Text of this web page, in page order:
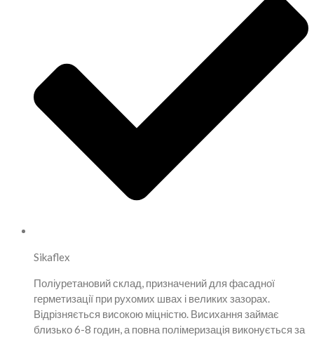
Sikaflex
Поліуретановий склад, призначений для фасадної
герметизації при рухомих швах і великих зазорах.
Відрізняється високою міцністю. Висихання займає
близько 6-8 годин, а повна полімеризація виконується за